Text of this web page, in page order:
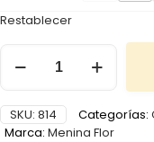
Restablecer
SKU: 814 Categorías:
Marca: Menina Flor